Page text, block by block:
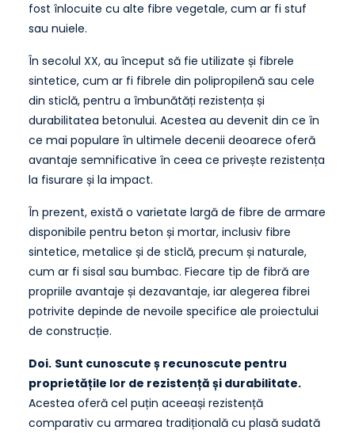
fost înlocuite cu alte fibre vegetale, cum ar fi stuf
sau nuiele.
În secolul XX, au început să fie utilizate și fibrele
sintetice, cum ar fi fibrele din polipropilenă sau cele
din sticlă, pentru a îmbunătăți rezistența și
durabilitatea betonului. Acestea au devenit din ce în
ce mai populare în ultimele decenii deoarece oferă
avantaje semnificative în ceea ce privește rezistența
la fisurare și la impact.
În prezent, există o varietate largă de fibre de armare
disponibile pentru beton și mortar, inclusiv fibre
sintetice, metalice și de sticlă, precum și naturale,
cum ar fi sisal sau bumbac. Fiecare tip de fibră are
propriile avantaje și dezavantaje, iar alegerea fibrei
potrivite depinde de nevoile specifice ale proiectului
de construcție.
Doi. Sunt cunoscute ș recunoscute pentru
proprietățile lor de rezistență și durabilitate.
Acestea oferă cel puțin aceeași rezistență
comparativ cu armarea tradițională cu plasă sudată